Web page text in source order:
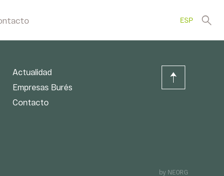
ESP
Actualidad
Empresas Burés
Contacto
by NEORG